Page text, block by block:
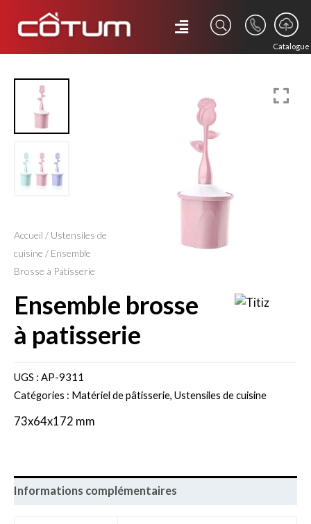
Catalogue
Accueil / Ustensiles de
cuisine / Ensemble
Brosse à Patisserie
ensemble brosse
à patisserie
UGS : AP-9311
Catégories : Matériel de pâtisserie, Ustensiles de cuisine
73x64x172 mm
Informations complémentaires